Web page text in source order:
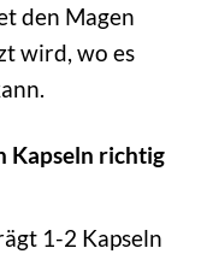
den Magen
wird, wo es
Kapseln richtig
1-2 Kapseln